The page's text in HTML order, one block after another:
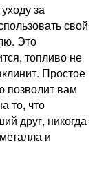
за
свой
Это
топливо не
Простое
позволит вам
то, что
друг, никогда
и